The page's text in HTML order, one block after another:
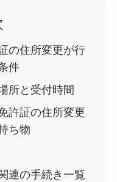
の住所変更が行
件
所と受付時間
許証の住所変更
ち物
連の手続き一覧